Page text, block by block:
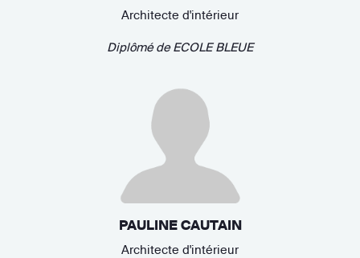
Architecte d'intérieur
Diplômé deECOLE BLEUE
PAULINE CAUTAIN
Architecte d'intérieur